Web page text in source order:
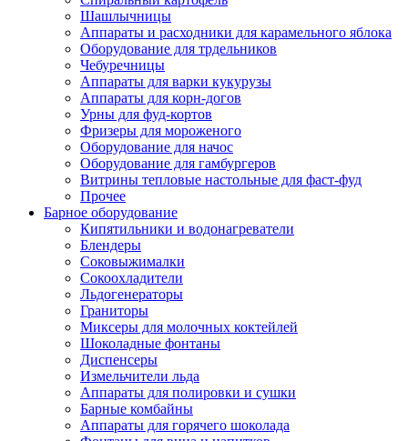
Шашлычницы
Аппараты и расходники для карамельного яблока
Оборудование для трдельников
Чебуречницы
Аппараты для варки кукурузы
Аппараты для корн-догов
Урны для фуд-кортов
Фризеры для мороженого
Оборудование для начос
Оборудование для гамбургеров
Витрины тепловые настольные для фаст-фуд
Прочее
Барное оборудование
Кипятильники и водонагреватели
Блендеры
Соковыжималки
Сокоохладители
Льдогенераторы
Граниторы
Миксеры для молочных коктейлей
Шоколадные фонтаны
Диспенсеры
Измельчители льда
Аппараты для полировки и сушки
Барные комбайны
Аппараты для горячего шоколада